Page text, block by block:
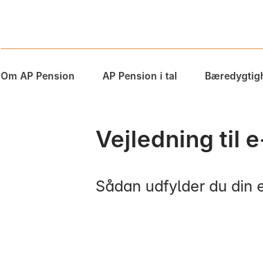
Om AP Pension AP Pension i tal
Vejledning til
Sådan udfylder du din